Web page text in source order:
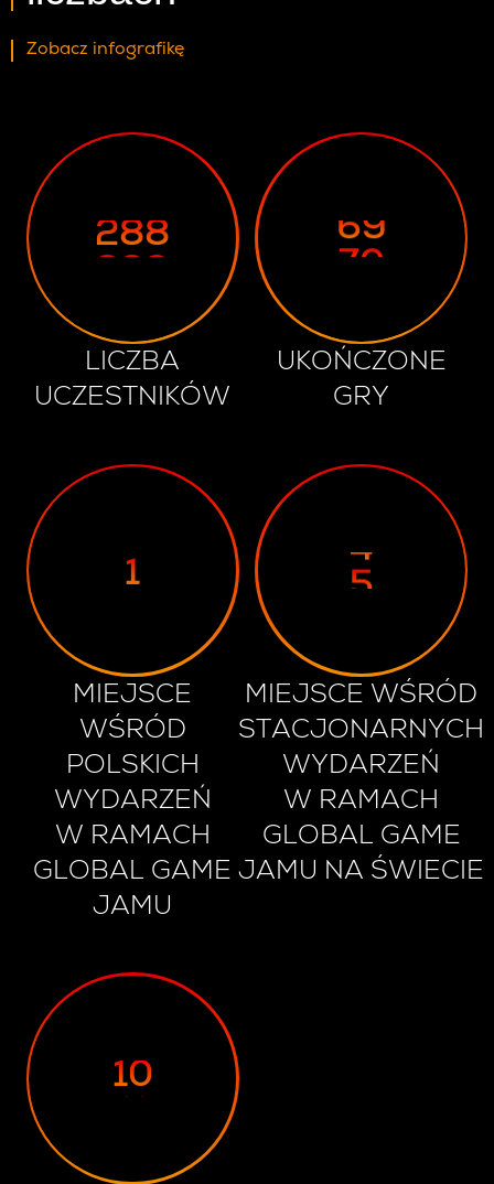
Zobacz infografikę
283
286
288
289
LICZBA
UCZESTNIKÓW
67
70
UKOŃCZONE
GRY
1
MIEJSCE
WŚRÓD
POLSKICH
WYDARZEŃ
W RAMACH
GLOBAL GAME
JAMU
2
4
5
MIEJSCE WŚRÓD
STACJONARNYCH
WYDARZEŃ
W RAMACH
GLOBAL GAME
JAMU NA ŚWIECIE
1
2
3
4
5
6
8
10
11